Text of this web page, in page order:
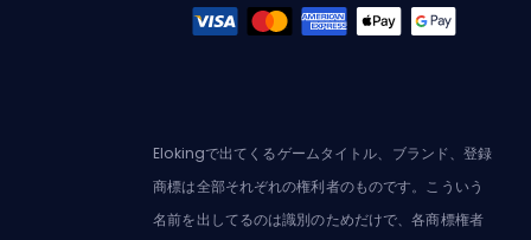
Elokingで出てくるゲームタイトル、ブランド、登録
商標は全部それぞれの権利者のものです。こういう
名前を出してるのは識別のためだけで、各商標権者